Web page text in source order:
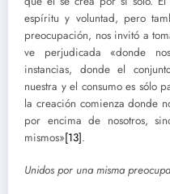
espíritu y voluntad, pero
preocupación, nos invitó a
ve perjudicada «donde
instancias, donde el
nuestra y el consumo es sólo
la creación comienza donde
por encima de nosotros,
mismos»[13].
Unidos por una misma